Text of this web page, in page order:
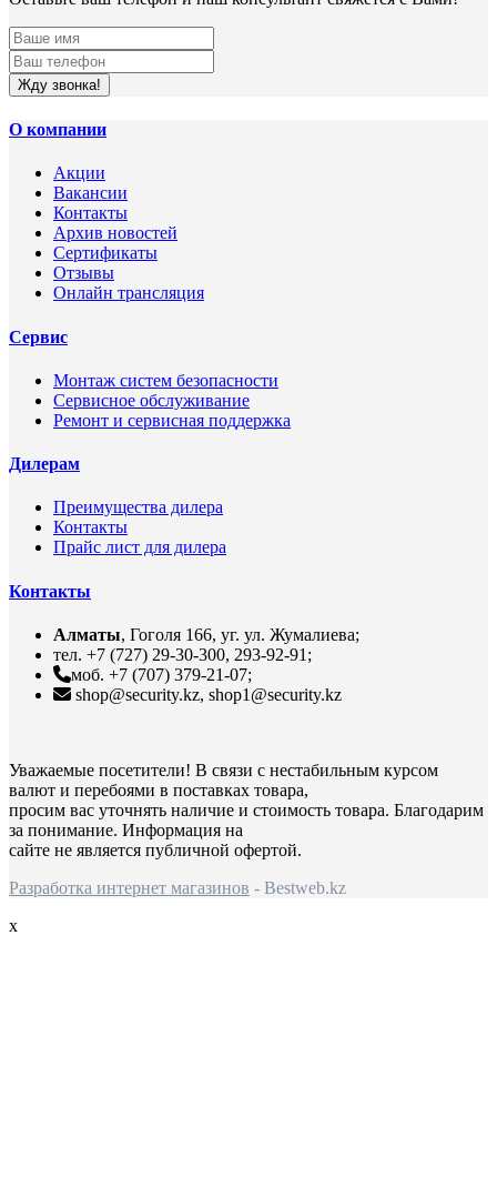
Жду звонка!
О компании
Акции
Вакансии
Контакты
Архив новостей
Сертификаты
Отзывы
Онлайн трансляция
Сервис
Монтаж систем безопасности
Сервисное обслуживание
Ремонт и сервисная поддержка
Дилерам
Преимущества дилера
Контакты
Прайс лист для дилера
Контакты
Алматы, Гоголя 166, уг. ул. Жумалиева;
тел. +7 (727) 29-30-300, 293-92-91;
моб. +7 (707) 379-21-07;
shop@security.kz, shop1@security.kz
Уважаемые посетители! В связи с нестабильным курсом
валют и перебоями в поставках товара,
просим вас уточнять наличие и стоимость товара. Благодарим
за понимание. Информация на
сайте не является публичной офертой.
Разработка интернет магазинов - Bestweb.kz
x